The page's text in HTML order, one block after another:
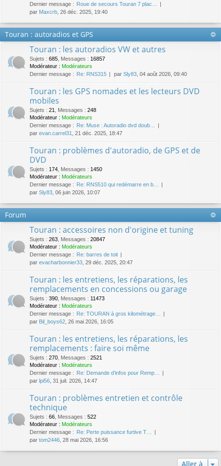
Dernier message : Roue de secours Touran 7 plac…
par Maxcrb , 26 déc. 2025, 19:40
Touran : autoradios et GPS
Touran : les autoradios VW et autres
Sujets : 685 Messages : 16857
Modérateur : Modérateurs
Dernier message : Re: RNS315 par Sly83 , 04 août 2026, 09:40
Touran : les GPS nomades et les lecteurs DVD
mobiles
Sujets : 21 Messages : 248
Modérateur : Modérateurs
Dernier message : Re: Muse : Autoradio dvd doub…
par evan.carrel31 , 21 déc. 2025, 18:47
Touran : problèmes d'autoradio, de GPS et de
DVD
Sujets : 174 Messages : 1450
Modérateur : Modérateurs
Dernier message : Re: RNS510 qui redémarre en b…
par Sly83 , 06 juin 2026, 10:07
Forum
Touran : accessoires non d'origine et tuning
Sujets : 263 Messages : 20847
Modérateur : Modérateurs
Dernier message : Re: barres de toit
par evacharbonnier33 , 29 déc. 2025, 20:47
Touran : les entretiens, les réparations, les
remplacements en concessions ou garage
Sujets : 390 Messages : 11473
Modérateur : Modérateurs
Dernier message : Re: TOURAN à gros kilométrage…
par Bil_boys62 , 26 mai 2026, 16:05
Touran : les entretiens, les réparations, les
remplacements : faire soi même
Sujets : 270 Messages : 2521
Modérateur : Modérateurs
Dernier message : Re: Demande d’infos pour Remp…
par lpi56 , 31 juil. 2026, 14:47
Touran : problèmes entretien et contrôle
technique
Sujets : 66 Messages : 522
Modérateur : Modérateurs
Dernier message : Re: Perte puissance furtive T…
par tom2446 , 28 mai 2026, 16:56
Aller à